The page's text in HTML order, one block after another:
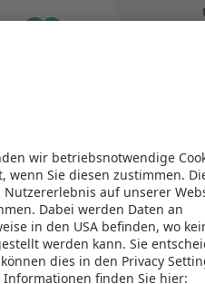
bei Google
Unsere Energie
Windenergie